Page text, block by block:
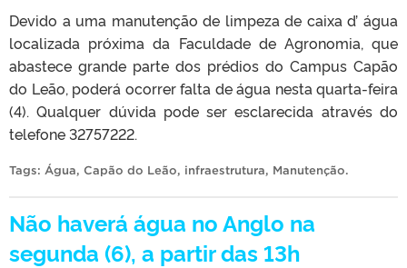
Devido a uma manutenção de limpeza de caixa d’ água
localizada próxima da Faculdade de Agronomia, que
abastece grande parte dos prédios do Campus Capão
do Leão, poderá ocorrer falta de água nesta quarta-feira
(4). Qualquer dúvida pode ser esclarecida através do
telefone 32757222.
Tags: Água, Capão do Leão, infraestrutura, Manutenção.
Não haverá água no Anglo na
segunda (6), a partir das 13h